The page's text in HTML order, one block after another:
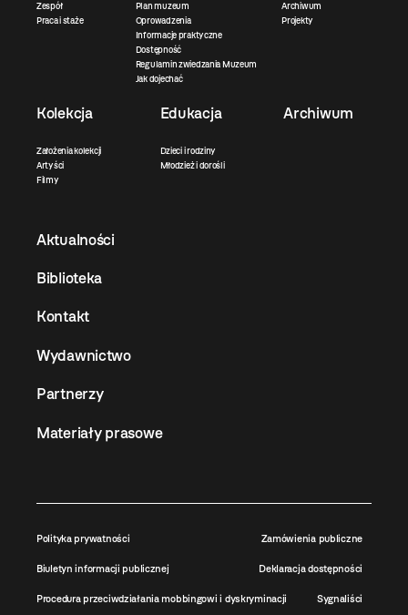
Zespół
Praca i staże
Plan muzeum
Oprowadzenia
Informacje praktyczne
Dostępność
Regulamin zwiedzania Muzeum
Jak dojechać
Archiwum
Projekty
Kolekcja
Założenia kolekcji
Artyści
Filmy
Edukacja
Dzieci i rodziny
Młodzież i dorośli
Archiwum
Aktualności
Biblioteka
Kontakt
Wydawnictwo
Partnerzy
Materiały prasowe
Polityka prywatności Zamówienia publiczne
Biuletyn informacji publicznej Deklaracja dostępności
Procedura przeciwdziałania mobbingowi i dyskryminacji Sygnaliści